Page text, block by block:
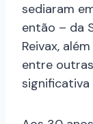
sediaram
então – da
Reivax,
entre